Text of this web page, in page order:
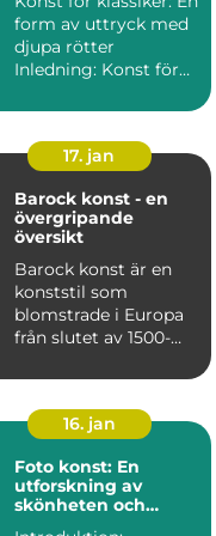
form av uttryck med
djupa rötter
Inledning: Konst för
17. jan
Barock konst - en
övergripande
översikt
Barock konst är en
konststil som
blomstrade i Europa
från slutet av 1500-
1700-t...
16. jan
Foto konst: En
utforskning av
skönheten och